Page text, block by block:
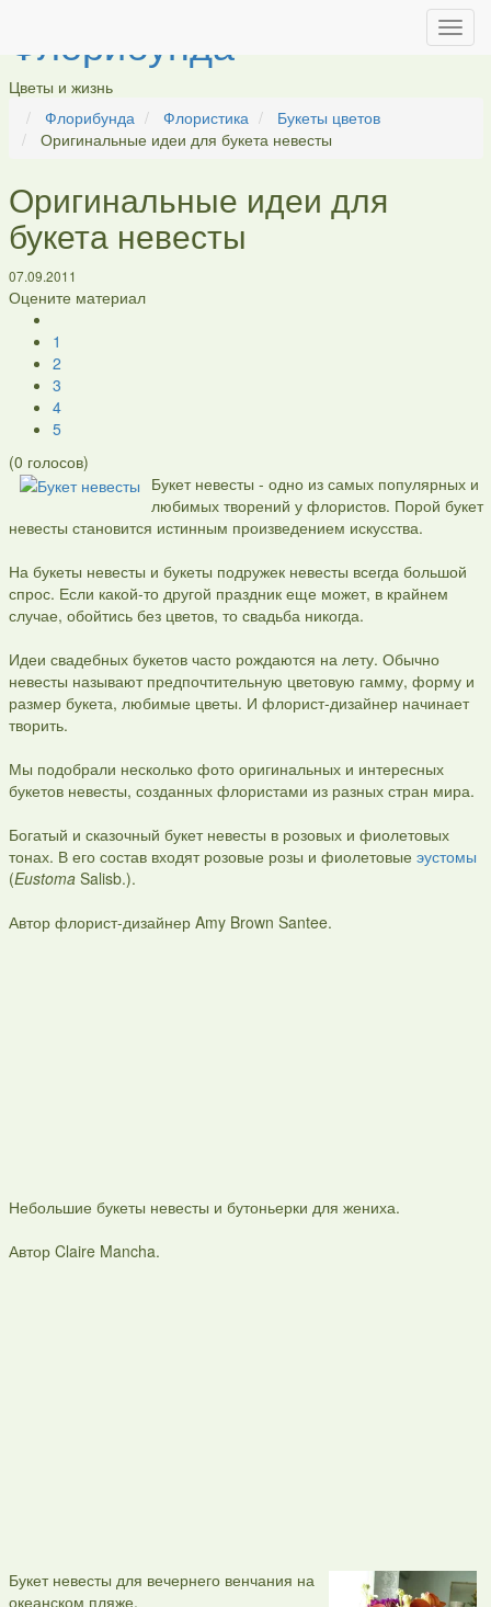
Флорибунда
Цветы и жизнь
Флорибунда
Флористика
Букеты цветов
Оригинальные идеи для букета невесты
Оригинальные идеи для
букета невесты
07.09.2011
Оцените материал
1
2
3
4
5
(0 голосов)
Букет невесты - одно из самых популярных и
любимых творений у флористов. Порой букет
невесты становится истинным произведением искусства.
На букеты невесты и букеты подружек невесты всегда большой
спрос. Если какой-то другой праздник еще может, в крайнем
случае, обойтись без цветов, то свадьба никогда.
Идеи свадебных букетов часто рождаются на лету. Обычно
невесты называют предпочтительную цветовую гамму, форму и
размер букета, любимые цветы. И флорист-дизайнер начинает
творить.
Мы подобрали несколько фото оригинальных и интересных
букетов невесты, созданных флористами из разных стран мира.
Богатый и сказочный букет невесты в розовых и фиолетовых
тонах. В его состав входят розовые розы и фиолетовые эустомы
(EustomaSalisb.).
Автор флорист-дизайнер Amy Brown Santee.
Небольшие букеты невесты и бутоньерки для жениха.
Автор Claire Mancha.
Букет невесты для вечернего венчания на
океанском пляже.